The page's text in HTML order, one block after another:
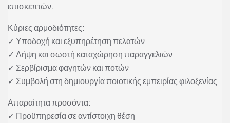
επισκεπτών.
Κύριες αρμοδιότητες:
✓ Υποδοχή και εξυπηρέτηση πελατών
✓ Λήψη και σωστή καταχώρηση παραγγελιών
✓ Σερβίρισμα φαγητών και ποτών
✓ Συμβολή στη δημιουργία ποιοτικής εμπειρίας φιλοξενίας
Απαραίτητα προσόντα:
✓ Προϋπηρεσία σε αντίστοιχη θέση